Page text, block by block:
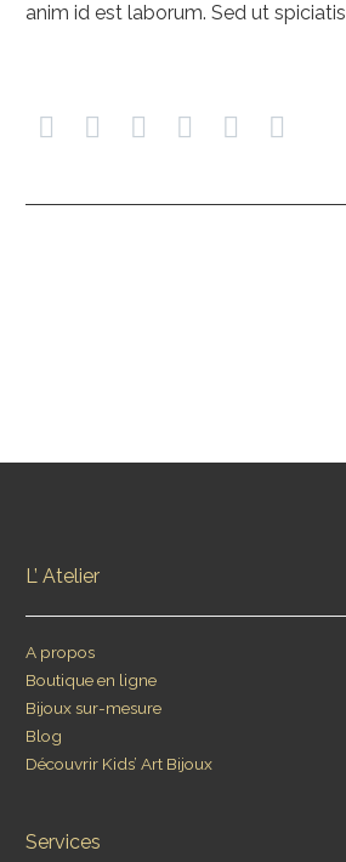
anim id est laborum. Sed ut spiciatis
L’ Atelier
A propos
Boutique en ligne
Bijoux sur-mesure
Blog
Découvrir Kids’ Art Bijoux
Services